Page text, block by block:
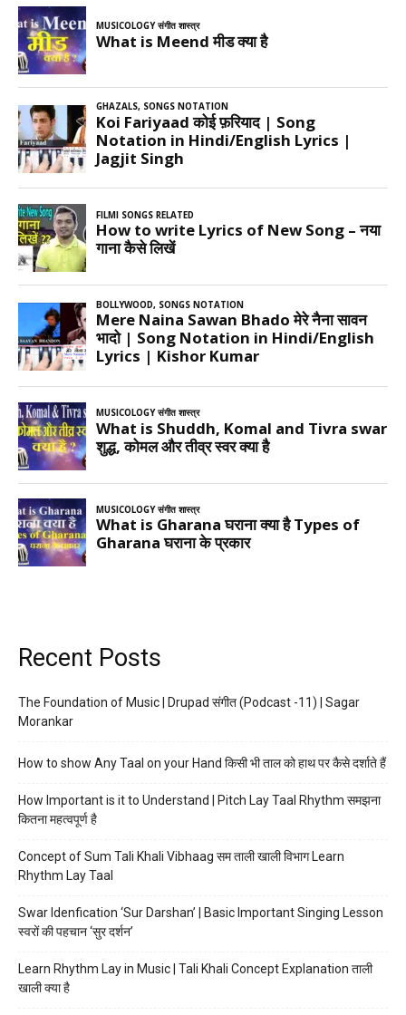
Recent Posts
The Foundation of Music | Drupad संगीत (Podcast -11) | Sagar
Morankar
How to show Any Taal on your Hand किसी भी ताल को हाथ पर कैसे दर्शाते हैं
How Important is it to Understand | Pitch Lay Taal Rhythm समझना
कितना महत्वपूर्ण है
Concept of Sum Tali Khali Vibhaag सम ताली खाली विभाग Learn
Rhythm Lay Taal
Swar Idenfication ‘Sur Darshan’ | Basic Important Singing Lesson
स्वरों की पहचान ‘सुर दर्शन’
Learn Rhythm Lay in Music | Tali Khali Concept Explanation ताली
खाली क्या है